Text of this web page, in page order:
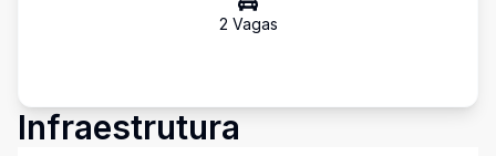
2 Vagas
Infraestrutura